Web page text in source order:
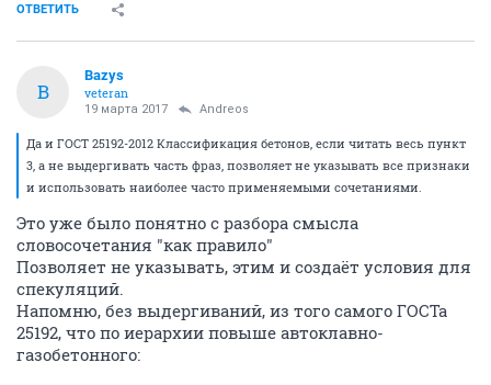
ОТВЕТИТЬ
B
Bazys
veteran
19 марта 2017 Andreos
Да и ГОСТ 25192-2012 Классификация бетонов, если читать весь пункт
3, а не выдергивать часть фраз, позволяет не указывать все признаки
и использовать наиболее часто применяемыми сочетаниями.
Это уже было понятно с разбора смысла
словосочетания "как правило"
Позволяет не указывать, этим и создаёт условия для
спекуляций.
Напомню, без выдергиваний, из того самого ГОСТа
25192, что по иерархии повыше автоклавно-
газобетонного: